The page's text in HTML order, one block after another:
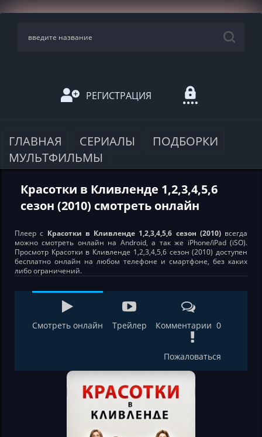
РЕГИСТРАЦИЯ
ГЛАВНАЯ СЕРИАЛЫ
ПОДБОРКИ
МУЛЬТФИЛЬМЫ
Красотки в Кливленде 1,2,3,4,5,6
сезон (2010) смотреть онлайн
Плеер с Красотки в Кливленде 1,2,3,4,5,6 сезон (2010)всегда
можно смотреть онлайн на Android, а так же iPhone/iPad (iSO).
Просмотр Красотки в Кливленде 1,2,3,4,5,6 сезон (2010) доступен
бесплатно онлайн на любом телефоне и смартфоне, без каких
либо ограничений.
Смотреть онлайн Трейлер Комментарии 0
Пожаловаться